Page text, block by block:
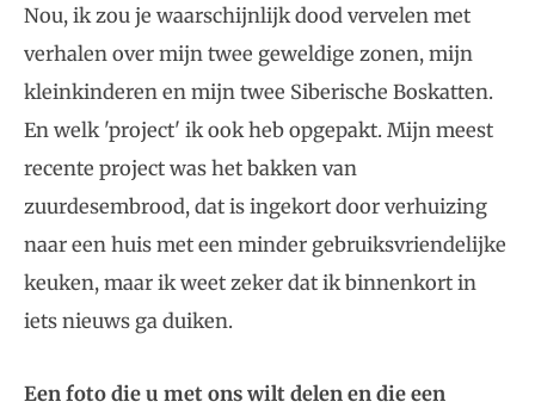
Nou, ik zou je waarschijnlijk dood vervelen met
verhalen over mijn twee geweldige zonen, mijn
kleinkinderen en mijn twee Siberische Boskatten.
En welk 'project' ik ook heb opgepakt. Mijn meest
recente project was het bakken van
zuurdesembrood, dat is ingekort door verhuizing
naar een huis met een minder gebruiksvriendelijke
keuken, maar ik weet zeker dat ik binnenkort in
iets nieuws ga duiken.
Een foto die u met ons wilt delen en die een